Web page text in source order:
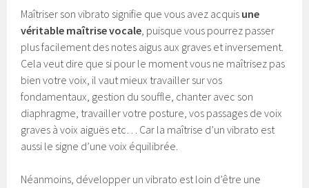
Maîtriser son vibrato signifie que vous avez acquis une
véritable maîtrise vocale, puisque vous pourrez passer
plus facilement des notes aigus aux graves et inversement.
Cela veut dire que si pour le moment vous ne maîtrisez pas
bien votre voix, il vaut mieux travailler sur vos
fondamentaux, gestion du souffle, chanter avec son
diaphragme, travailler votre posture, vos passages de voix
graves à voix aiguës etc… Car la maîtrise d’un vibrato est
aussi le signe d’une voix équilibrée.
Néanmoins, développer un vibrato est loin d’être une